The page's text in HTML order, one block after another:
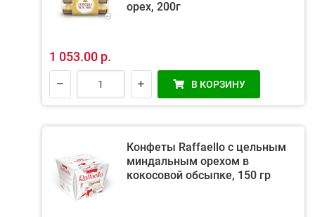
орех, 200г
1 053.00 р.
В КОРЗИНУ
Конфеты Raffaello с цельным
миндальным орехом в
кокосовой обсыпке, 150 гр